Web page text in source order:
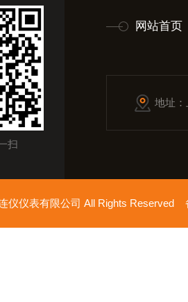
扫
网站首页
地址
仪仪表有限公司 All Rights Reserved